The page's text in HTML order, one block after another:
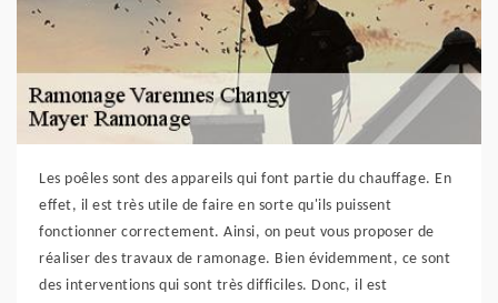
Les poêles sont des appareils qui font partie du chauffage. En
effet, il est très utile de faire en sorte qu'ils puissent
fonctionner correctement. Ainsi, on peut vous proposer de
réaliser des travaux de ramonage. Bien évidemment, ce sont
des interventions qui sont très difficiles. Donc, il est